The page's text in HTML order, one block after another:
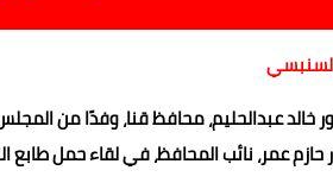
خالد عبدالحليم، محافظ قنا، وفدًا من
حازم عمر، نائب المحافظ، في لقاء حمل طابع